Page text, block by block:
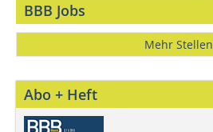
BBB Jobs
Mehr Stellen
Abo + Heft